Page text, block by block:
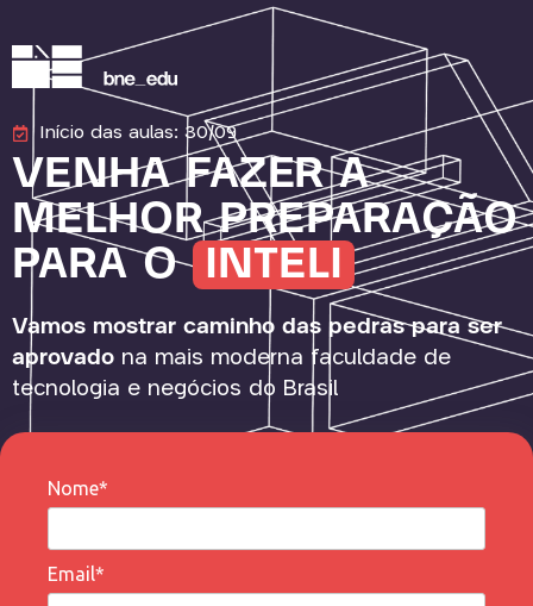
Início das aulas: 30/09
VENHA FAZER A
MELHOR PREPARAÇÃO
PARA O
INTELI
Vamos mostrar caminho das pedras para ser
aprovado na mais moderna faculdade de
tecnologia e negócios do Brasil
Nome*
Email*